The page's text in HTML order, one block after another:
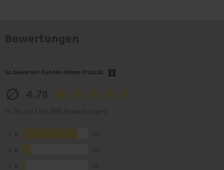
So bewerten Kunden dieses Produkt